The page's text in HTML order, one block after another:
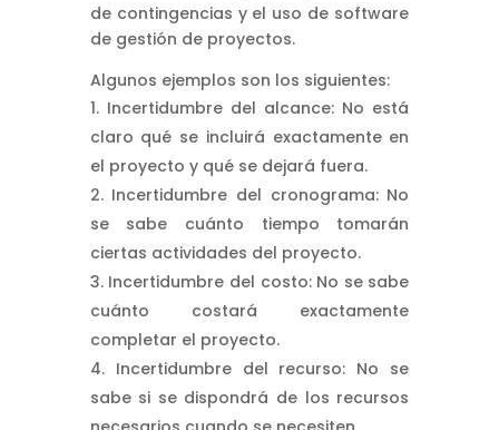
de contingencias y el uso de software
de gestión de proyectos.
Algunos ejemplos son los siguientes:
Incertidumbre del alcance: No está
claro qué se incluirá exactamente en
el proyecto y qué se dejará fuera.
Incertidumbre del cronograma: No
se sabe cuánto tiempo tomarán
ciertas actividades del proyecto.
Incertidumbre del costo: No se sabe
cuánto costará exactamente
completar el proyecto.
Incertidumbre del recurso: No se
sabe si se dispondrá de los recursos